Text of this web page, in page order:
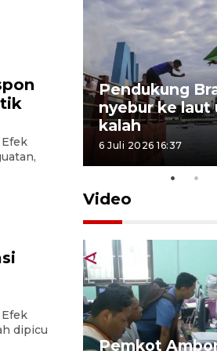
dipicu
Pendukung
nyebur ke
kalah
6 Juli 2026 16:37
Video
buka Pemkot